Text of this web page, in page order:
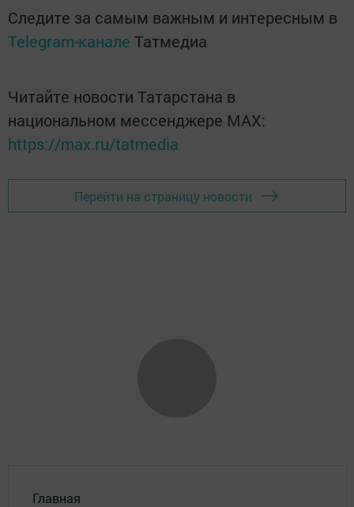
Следите за самым важным и интересным в
Telegram-канале Татмедиа
Читайте новости Татарстана в
национальном мессенджере MАХ:
https://max.ru/tatmedia
Перейти на страницу новости
Главная